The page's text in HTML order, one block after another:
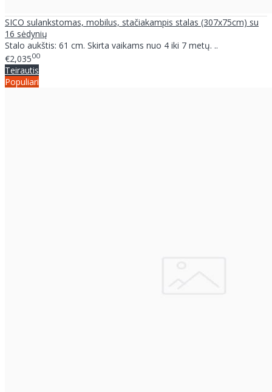
SICO sulankstomas, mobilus, stačiakampis stalas (307x75cm) su
16 sėdynių
Stalo aukštis: 61 cm. Skirta vaikams nuo 4 iki 7 metų. ..
€2,03500
Teirautis
Populiari